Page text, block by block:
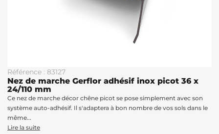
Référence : 83127
Nez de marche Gerflor adhésif inox picot 36 x
24/110 mm
Ce nez de marche décor chêne picot se pose simplement avec son
système auto-adhésif. Il s'adaptera à bon nombre de vos sols dans le
même...
Lire la suite